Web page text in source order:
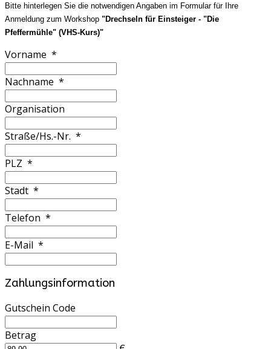
Bitte hinterlegen Sie die notwendigen Angaben im Formular für Ihre
Anmeldung zum Workshop "Drechseln für Einsteiger - "Die
Pfeffermühle" (VHS-Kurs)"
Vorname *
Nachname *
Organisation
Straße/Hs.-Nr. *
PLZ *
Stadt *
Telefon *
E-Mail *
Zahlungsinformation
Gutschein Code
Betrag